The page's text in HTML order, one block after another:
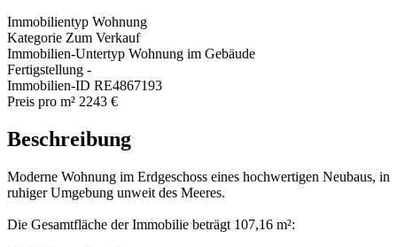
Immobilientyp Wohnung
Kategorie Zum Verkauf
Immobilien-Untertyp Wohnung im Gebäude
Fertigstellung -
Immobilien-ID RE4867193
Preis pro m² 2243 €
Beschreibung
Moderne Wohnung im Erdgeschoss eines hochwertigen Neubaus, in
ruhiger Umgebung unweit des Meeres.
Die Gesamtfläche der Immobilie beträgt 107,16 m²: